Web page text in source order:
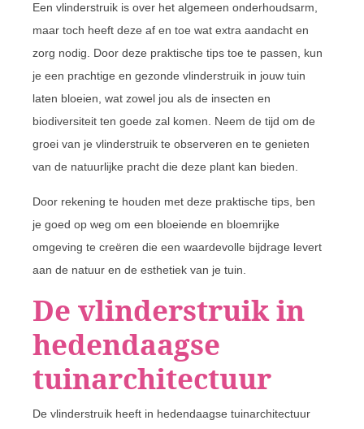
Een vlinderstruik is over het algemeen onderhoudsarm,
maar toch heeft deze af en toe wat extra aandacht en
zorg nodig. Door deze praktische tips toe te passen, kun
je een prachtige en gezonde vlinderstruik in jouw tuin
laten bloeien, wat zowel jou als de insecten en
biodiversiteit ten goede zal komen. Neem de tijd om de
groei van je vlinderstruik te observeren en te genieten
van de natuurlijke pracht die deze plant kan bieden.
Door rekening te houden met deze praktische tips, ben
je goed op weg om een bloeiende en bloemrijke
omgeving te creëren die een waardevolle bijdrage levert
aan de natuur en de esthetiek van je tuin.
De vlinderstruik in
hedendaagse
tuinarchitectuur
De vlinderstruik heeft in hedendaagse tuinarchitectuur